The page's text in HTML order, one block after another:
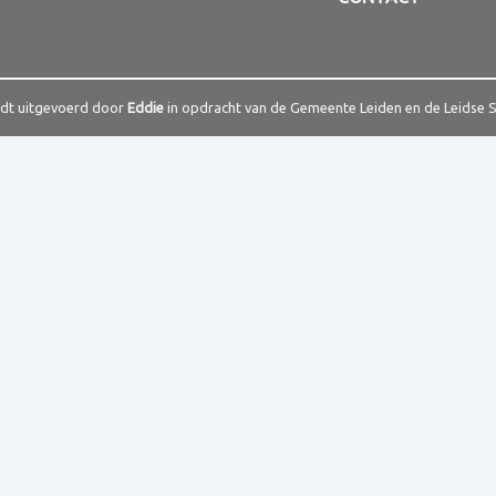
uitgevoerd door Eddie in opdracht van de Gemeente Leiden en de Leidse